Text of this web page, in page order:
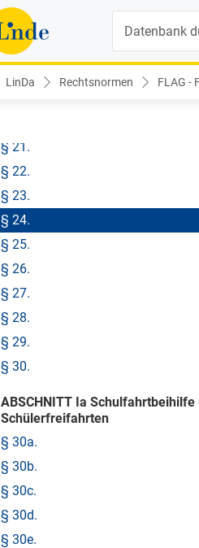
LinDa Rechtsnormen FLAG -
§ 16.
§ 17.
§ 18.
§ 21.
§ 22.
§ 23.
§ 24.
§ 25.
§ 26.
§ 27.
§ 28.
§ 29.
§ 30.
ABSCHNITT Ia Schulfahrtbeihilfe
Schülerfreifahrten
§ 30a.
§ 30b.
§ 30c.
§ 30d.
§ 30e.